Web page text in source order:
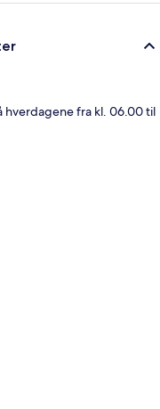
hverdagene fra kl. 06.00 til